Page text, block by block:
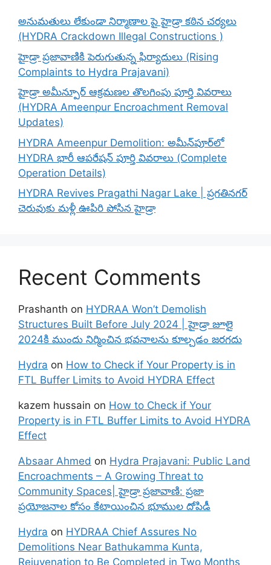
అనుమతులు లేకుండా నిర్మాణాల పై హైడ్రా కఠిన చర్యలు
(HYDRA Crackdown Illegal Constructions )
హైడ్రా ప్రజావాణికి పెరుగుతున్న ఫిర్యాదులు (Rising
Complaints to Hydra Prajavani)
హైడ్రా అమీన్పూర్ ఆక్రమణల తొలగింపు పూర్తి వివరాలు
(HYDRA Ameenpur Encroachment Removal
Updates)
HYDRA Ameenpur Demolition: అమీన్‌పూర్‌లో
HYDRA భారీ ఆపరేషన్ పూర్తి వివరాలు (Complete
Operation Details)
HYDRA Revives Pragathi Nagar Lake | ప్రగతినగర్
చెరువుకు మళ్లీ ఊపిరి పోసిన హైడ్రా
Recent Comments
Prashanth on HYDRAA Won’t Demolish
Structures Built Before July 2024 | హైడ్రా జూలై
2024కి ముందు నిర్మించిన భవనాలను కూల్చడం జరగదు
Hydra on How to Check if Your Property is in
FTL Buffer Limits to Avoid HYDRA Effect
kazem hussain on How to Check if Your
Property is in FTL Buffer Limits to Avoid HYDRA
Effect
Absaar Ahmed on Hydra Prajavani: Public Land
Encroachments – A Growing Threat to
Community Spaces| హైడ్రా ప్రజావాణి: ప్రజా
ప్రయోజనాల కోసం కేటాయించిన భూముల దోపిడీ
Hydra on HYDRAA Chief Assures No
Demolitions Near Bathukamma Kunta,
Rejuvenation to Be Completed in Two Months